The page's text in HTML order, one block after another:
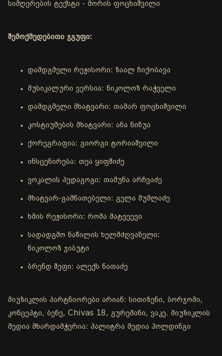
სიმღერების ტექსტი - მორის ფოცხიშვილი
შემოქმედებითი ჯგუფი:
დამდგმელი რეჟისორი: ზაალ ჩიქობავა
მუსიკალური ვერსია: ნიკოლოზ რაჭველი
დამდგმელი მხატვარი: თამარ ფოცხიშვილი
კოსტიუმების მხატვარი: ანა ნინუა
ქორეგრაფია: გიორგი ტორიაშვილი
ინსცენირება: თეა ყიფშიძე
ვოკალის პედაგოგი: თამუნა არჩვაძე
მხატვარ-გამნათებელი: გელა მუმლაძე
ხმის რეჟისორი: რომა მატვეევი
სადადგმო ნაწილის ხელმძღვანელი:
ნიკოლოზ ჯიბუტი
ბრენდ შეფი: ალექს ნათაძე
მიუზიკლის პარტნიორები არიან: სითიზენი, ბორჯომი,
კონცეპტი, ბენე, Chivas 18, გურემანი, ვაკე. მიუზიკლის
მედია მხარდამჭერია: პალიტრა მედია ჰოლდინგი